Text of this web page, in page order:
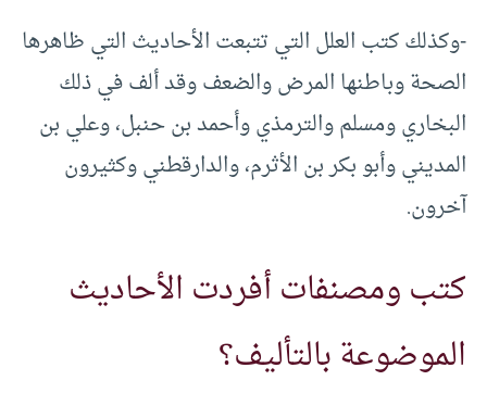
-وكذلك كتب العلل التي تتبعت الأحاديث التي ظاهرها
الصحة وباطنها المرض والضعف وقد ألف في ذلك
البخاري ومسلم والترمذي وأحمد بن حنبل، وعلي بن
المديني وأبو بكر بن الأثرم، والدارقطني وكثيرون
آخرون.
كتب ومصنفات أفردت الأحاديث
الموضوعة بالتأليف؟